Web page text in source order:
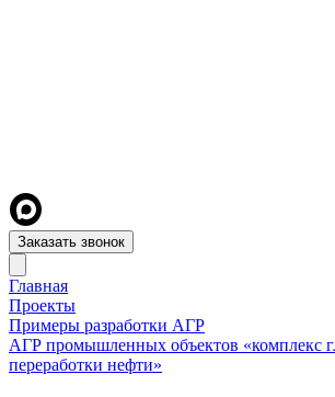
Заказать звонок
Главная
Проекты
Примеры разработки АГР
АГР промышленных объектов «комплекс
переработки нефти»